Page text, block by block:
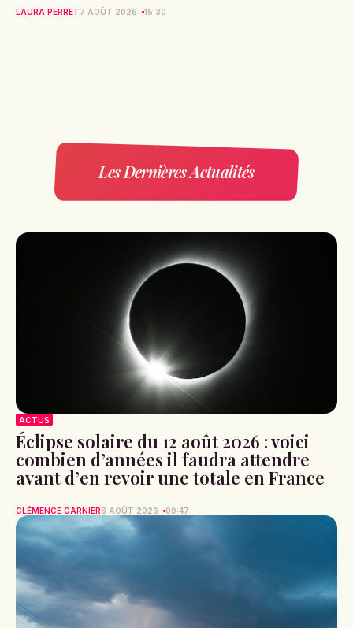
LAURA PERRET7 AOÛT 2026 15:30
Les Dernières Actualités
ACTUS
Éclipse solaire du 12 août 2026 : voici
combien d’années il faudra attendre
avant d’en revoir une totale en France
CLÉMENCE GARNIER8 AOÛT 2026 09:47